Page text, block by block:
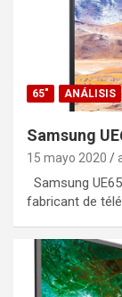
65" ANÁLISIS
Samsung
15 mayo 2020
Samsung
fabricant de